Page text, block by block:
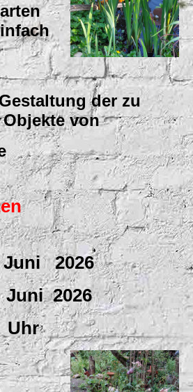
der zu
von
Juni 2026
Juni 2026
Uhr